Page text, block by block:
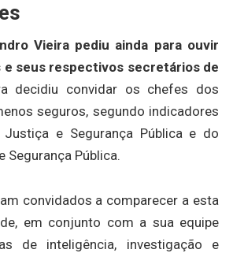
Vieira pediu ainda para ouvir
e seus respectivos secretários de
decidiu convidar os chefes dos
seguros, segundo indicadores
e Segurança Pública e do
Segurança Pública.
convidados a comparecer a esta
em conjunto com a sua equipe
de inteligência, investigação e